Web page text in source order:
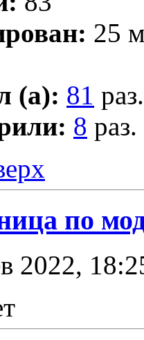
25
(а): 81 раз.
8 раз.
по
2022,